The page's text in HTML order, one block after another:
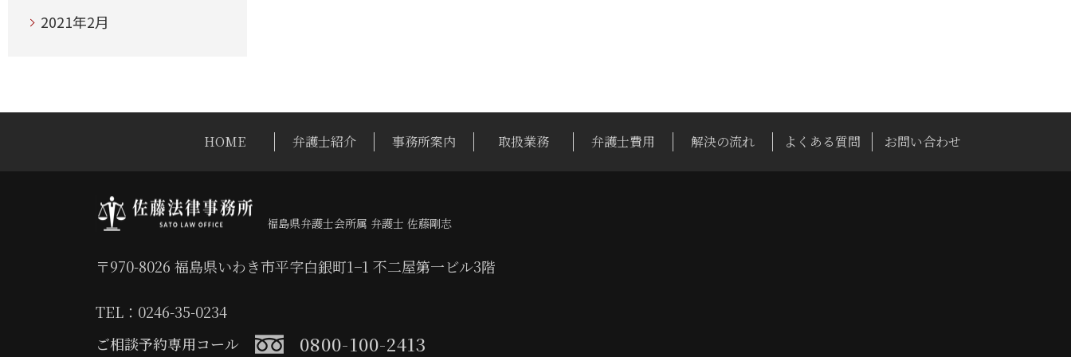
2021年2月
HOME 弁護士紹介 事務所案内 取扱業務 弁護士費用 解決の流れ よくある質問 お問い合わせ
福島県弁護士会所属 弁護士 佐藤剛志
〒970-8026 福島県いわき市平字白銀町1−1 不二屋第一ビル3階
TEL：0246-35-0234
ご相談予約専用コール
0800-100-2413